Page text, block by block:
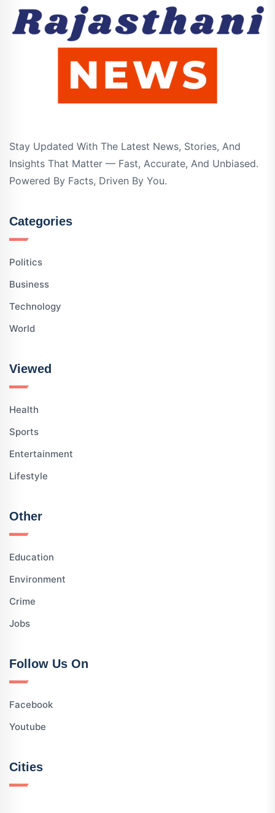
Stay Updated With The Latest News, Stories, And
Insights That Matter — Fast, Accurate, And Unbiased.
Powered By Facts, Driven By You.
Categories
Politics
Business
Technology
World
Viewed
Health
Sports
Entertainment
Lifestyle
Other
Education
Environment
Crime
Jobs
Follow Us On
Facebook
Youtube
Cities